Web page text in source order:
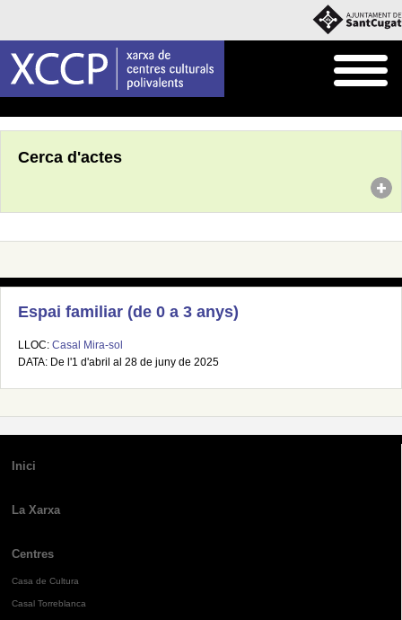
Cerca d'actes
Espai familiar (de 0 a 3 anys)
LLOC: Casal Mira-sol
DATA: De l'1 d'abril al 28 de juny de 2025
Inici
La Xarxa
Centres
Casa de Cultura
Casal Torreblanca